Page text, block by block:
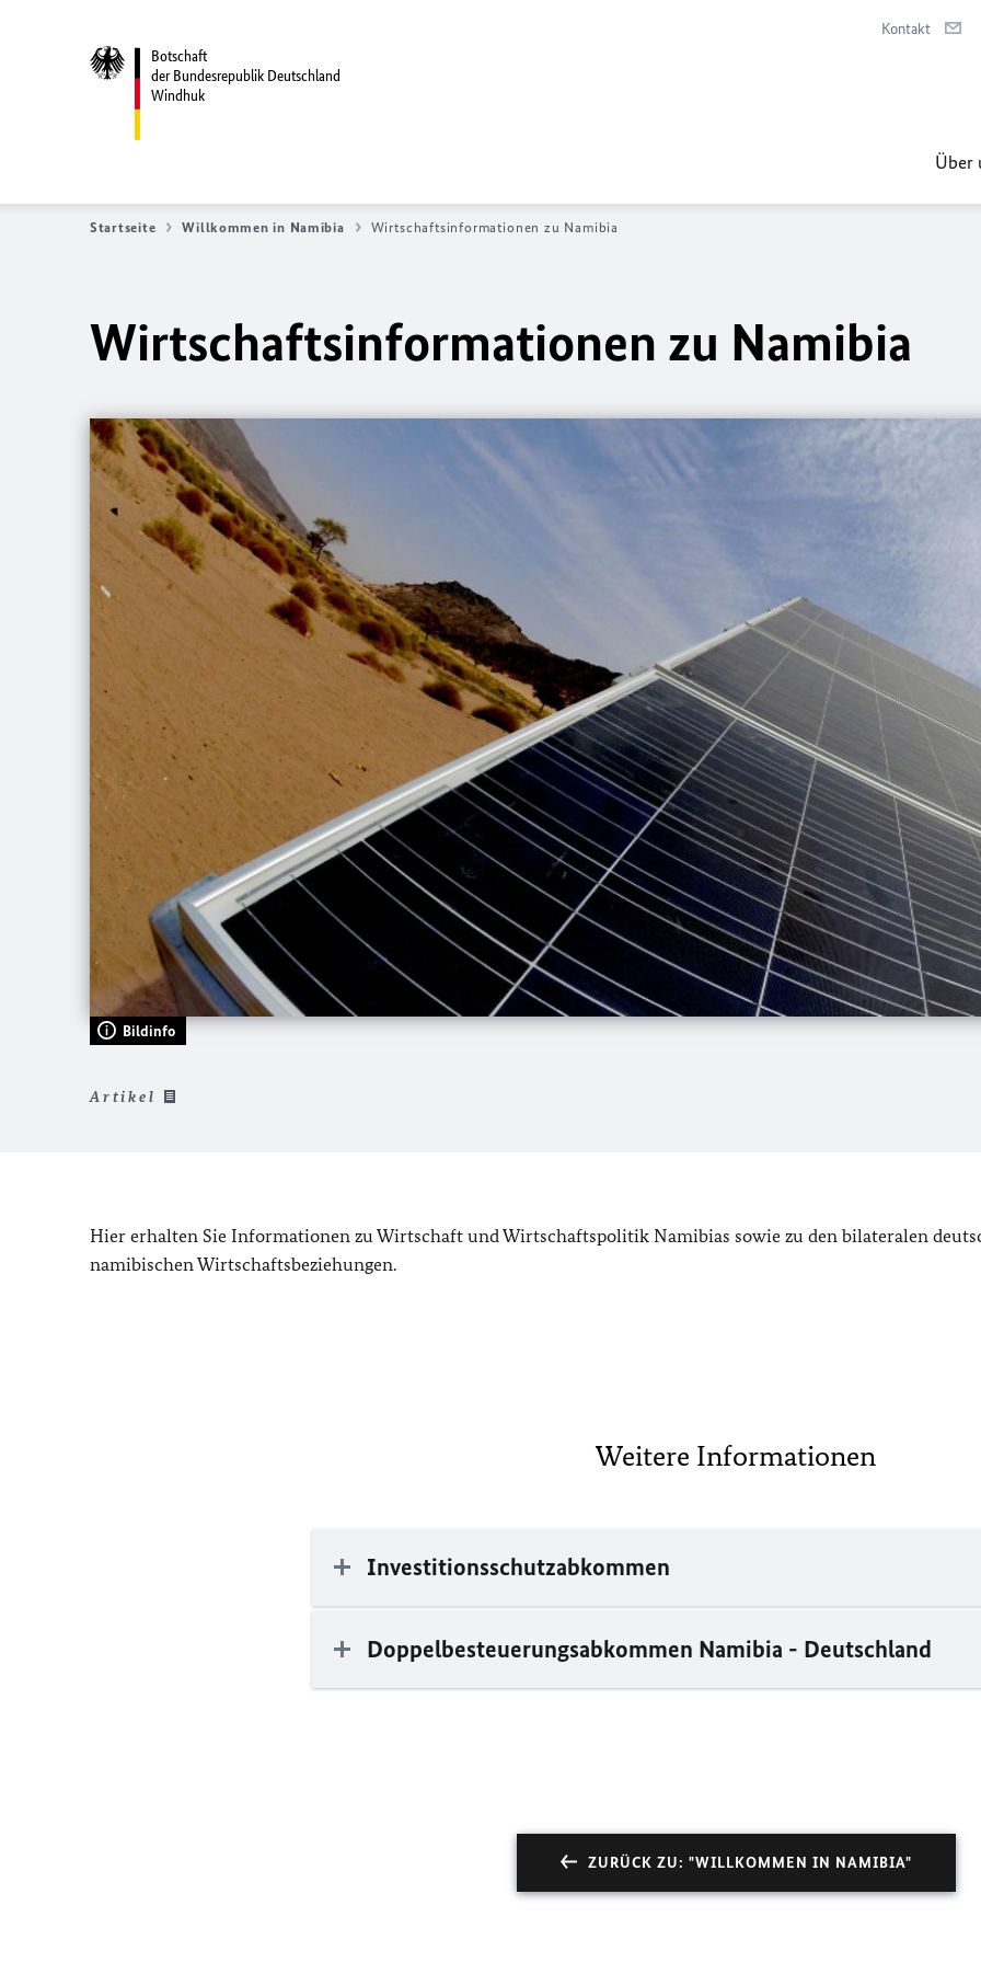
Botschaft
der Bundesrepublik Deutschland
Windhuk
Kontakt
Über
Startseite Willkommen in Namibia Wirtschaftsinformationen zu Namibia
Wirtschaftsinformationen zu Namibia
Bildinfo
Artikel
Hier erhalten Sie Informationen zu Wirtschaft und Wirtschaftspolitik Namibias sowie zu den bilateralen
namibischen Wirtschaftsbeziehungen.
Weitere Informationen
Investitionsschutzabkommen
Doppelbesteuerungsabkommen Namibia - Deutschland
ZURÜCK ZU: "WILLKOMMEN IN NAMIBIA"